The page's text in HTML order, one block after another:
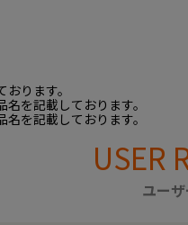
ります。
を記載しております。
を記載しております。
USER
ユー